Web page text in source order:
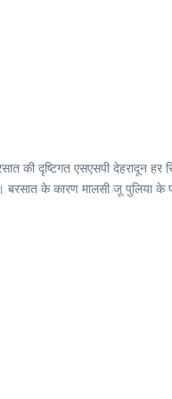
की दृष्टिगत एसएसपी देहरादून
के कारण मालसी जू पुलिया के